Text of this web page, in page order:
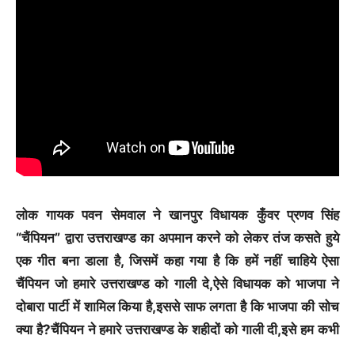
लोक गायक पवन सेमवाल ने खानपुर विधायक कुँवर प्रणव सिंह
“चैंपियन” द्वारा उत्तराखण्ड का अपमान करने को लेकर तंज कसते हुये
एक गीत बना डाला है, जिसमें कहा गया है कि हमें नहीं चाहिये ऐसा
चैंपियन जो हमारे उत्तराखण्ड को गाली दे,ऐसे विधायक को भाजपा ने
दोबारा पार्टी में शामिल किया है,इससे साफ लगता है कि भाजपा की सोच
क्या है?चैंपियन ने हमारे उत्तराखण्ड के शहीदों को गाली दी,इसे हम कभी